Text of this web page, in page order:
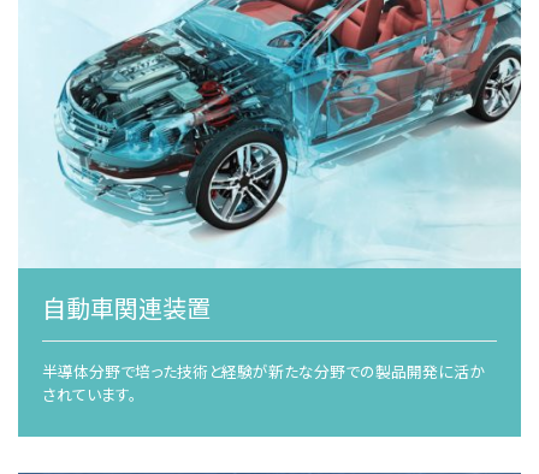
自動車関連装置
半導体分野で培った技術と経験が新たな分野での製品開発に活か
されています。